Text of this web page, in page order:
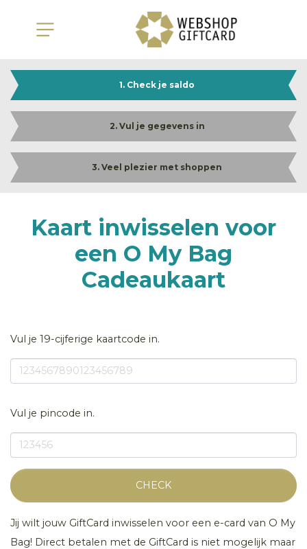
1. Check je saldo
2. Vul je gegevens in
3. Veel plezier met shoppen
Kaart inwisselen voor
een O My Bag
Cadeaukaart
Vul je 19-cijferige kaartcode in.
Vul je pincode in.
CHECK
Jij wilt jouw GiftCard inwisselen voor een e-card van O My
Bag! Direct betalen met de GiftCard is niet mogelijk maar